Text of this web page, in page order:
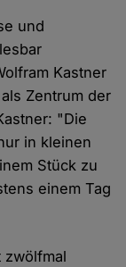
und
Kastner
Zentrum der
"Die
in kleinen
Stück zu
einem Tag
zwölfmal